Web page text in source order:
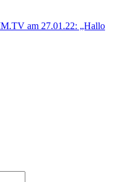
am 27.01.22: „Hallo